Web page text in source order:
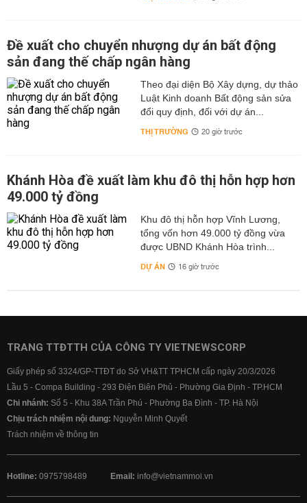
Đề xuất cho chuyển nhượng dự án bất động
sản đang thế chấp ngân hàng
Theo đại diện Bộ Xây dựng, dự thảo
Luật Kinh doanh Bất động sản sửa
đổi quy định, đối với dự án...
THỊ TRƯỜNG 20 giờ trước
Khánh Hòa đề xuất làm khu đô thị hỗn hợp hơn
49.000 tỷ đồng
Khu đô thị hỗn hợp Vĩnh Lương,
tổng vốn hơn 49.000 tỷ đồng vừa
được UBND Khánh Hòa trình...
DỰ ÁN 16 giờ trước
TRANG TTĐTTH CỦA CÔNG TY VIETNEWSCORP
Giấy phép số 3324/GP-TTĐT do Sở VH&TT TPHCM cấp ngày 20/3/2026
Lầu 5 - Compa Building - 293 Điện Biên Phủ - Phường Gia Định - TP.HCM
Chi nhánh: Số 5 - Khu 38A Trần Phú - Phường Ba Đình - TP. Hà Nội
Chịu trách nhiệm nội dung: Nguyễn Minh Quyết
Trách nhiệm về thông tin
Hotline: 0975798489 Email: info@vietnammoi.vn